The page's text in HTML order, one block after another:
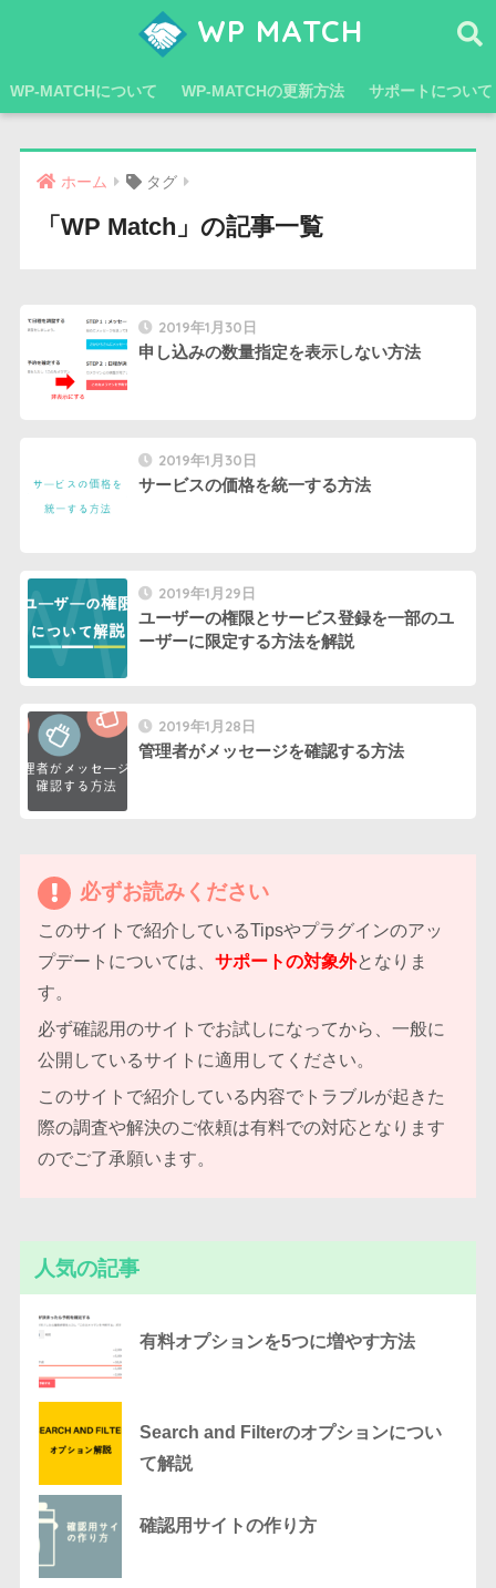
WP MATCH
WP-MATCHについて WP-MATCHの更新方法 サポートについて
ホーム タグ
「WP Match」の記事一覧
2019年1月30日
申し込みの数量指定を表示しない方法
2019年1月30日
サービスの価格を統一する方法
2019年1月29日
ユーザーの権限とサービス登録を一部のユ
ーザーに限定する方法を解説
2019年1月28日
管理者がメッセージを確認する方法
必ずお読みください
このサイトで紹介しているTipsやプラグインのアッ
プデートについては、 サポートの対象外となりま
す。
必ず確認用のサイトでお試しになってから、一般に
公開しているサイトに適用してください。
このサイトで紹介している内容でトラブルが起きた
際の調査や解決のご依頼は有料での対応となります
のでご了承願います。
人気の記事
有料オプションを5つに増やす方法
Search and Filterのオプションについ
て解説
確認用サイトの作り方